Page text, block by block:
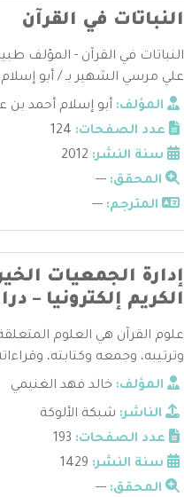
النباتات في القرآن
النباتات في القرآن - المؤلف
علي مرسي الشهير بـ / أبو
المؤلف: أبو إسلام أحمد بن
عدد الصفحات:
سنة النشر:
المحقق: ---
المترجم: ---
إدارة الجمعيات
الكريم إلكترونيا –
علوم القرآن هي العلوم
وترتيبه، وجمعه وكتابته،
المؤلف: خالد فهد الغنيمي
الناشر: شبكة الألوكة
عدد الصفحات:
سنة النشر:
المحقق: ---